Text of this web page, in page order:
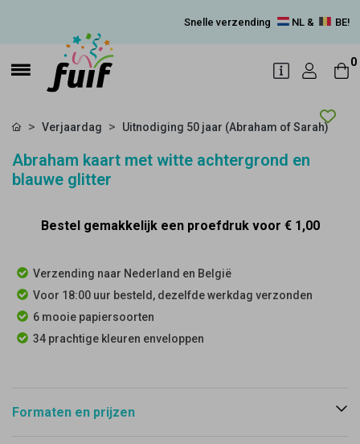
Snelle verzending NL & BE!
0
Verjaardag Uitnodiging 50 jaar (Abraham of Sarah)
Abraham kaart met witte achtergrond en
blauwe glitter
Bestel gemakkelijk een proefdruk voor € 1,00
Verzending naar Nederland en België
Voor 18:00 uur besteld, dezelfde werkdag verzonden
6 mooie papiersoorten
34 prachtige kleuren enveloppen
Formaten en prijzen